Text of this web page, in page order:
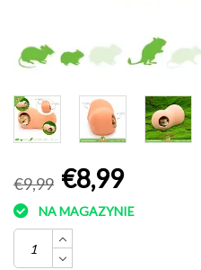
€9,99 €8,99
NA MAGAZYNIE